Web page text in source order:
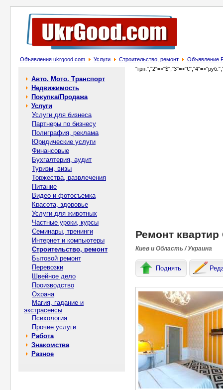
Объявления ukrgood.com Услуги Строительство, ремонт Объявление
Авто. Мото. Транспорт
Недвижимость
Покупка/Продажа
Услуги
Услуги для бизнеса
Партнеры по бизнесу
Полиграфия, реклама
Юридические услуги
Финансовые
Бухгалтерия, аудит
Туризм, визы
Торжества, развлечения
Питание
Видео и фотосъемка
Красота, здоровье
Услуги для животных
Частные уроки, курсы
Семинары, тренинги
Интернет и компьютеры
Строительство, ремонт
Бытовой ремонт
Перевозки
Швейное дело
Производство
Охрана
Магия, гадание и
экстрасенсы
Психология
Прочие услуги
Работа
Знакомства
Разное
Ремонт квартир
Киев и Область / Украина
Поднять